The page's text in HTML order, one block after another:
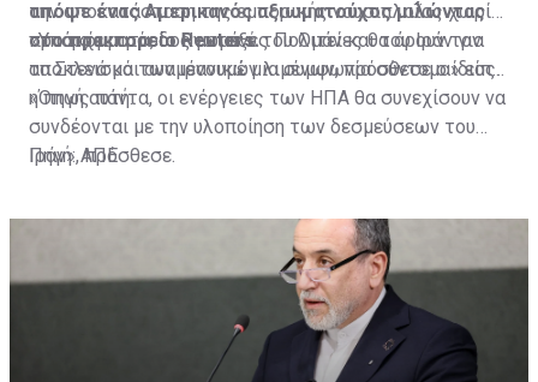
απόψε ένας Αμερικανός αξιωματούχος μιλώντας
στο πρακτορείο Reuters.
την αποκατάσταση της εμπορικής ναυσιπλοΐας χωρίς
προσκόμματα, οι Ηνωμένες Πολιτείες θα άρουν τον
αποκλεισμό των ιρανικών λιμένων, πρόσθεσε ο ίδιος.
«Υπάρχει πρόοδος μεταξύ του Ομάν και του Ιράν για
τα Στενά και αναμένουμε μια συμφωνία σύντομα» είπε
η πηγή αυτή.
«Όπως πάντα, οι ενέργειες των ΗΠΑ θα συνεχίσουν να
συνδέονται με την υλοποίηση των δεσμεύσεων του
Ιράν», πρόσθεσε.
Πηγή: ΑΠΕ